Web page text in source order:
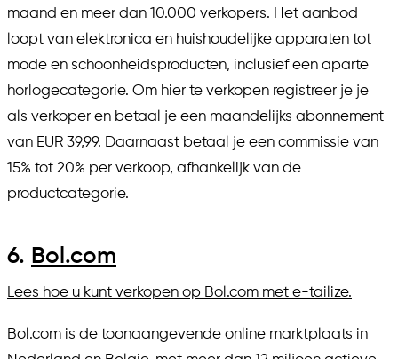
maand en meer dan 10.000 verkopers. Het aanbod
loopt van elektronica en huishoudelijke apparaten tot
mode en schoonheidsproducten, inclusief een aparte
horlogecategorie. Om hier te verkopen registreer je je
als verkoper en betaal je een maandelijks abonnement
van EUR 39,99. Daarnaast betaal je een commissie van
15% tot 20% per verkoop, afhankelijk van de
productcategorie.
6. Bol.com
Lees hoe u kunt verkopen op Bol.com met e-tailize.
Bol.com is de toonaangevende online marktplaats in